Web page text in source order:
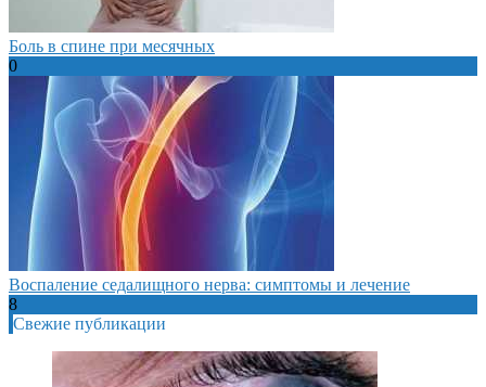
Боль в спине при месячных
0
Воспаление седалищного нерва: симптомы и лечение
8
Свежие публикации